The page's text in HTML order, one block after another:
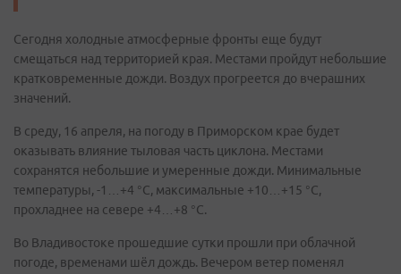
Сегодня холодные атмосферные фронты еще будут
смещаться над территорией края. Местами пройдут небольшие
кратковременные дожди. Воздух прогреется до вчерашних
значений.
В среду, 16 апреля, на погоду в Приморском крае будет
оказывать влияние тыловая часть циклона. Местами
сохранятся небольшие и умеренные дожди. Минимальные
температуры, -1…+4 °С, максимальные +10…+15 °С,
прохладнее на севере +4…+8 °С.
Во Владивостоке прошедшие сутки прошли при облачной
погоде, временами шёл дождь. Вечером ветер поменял